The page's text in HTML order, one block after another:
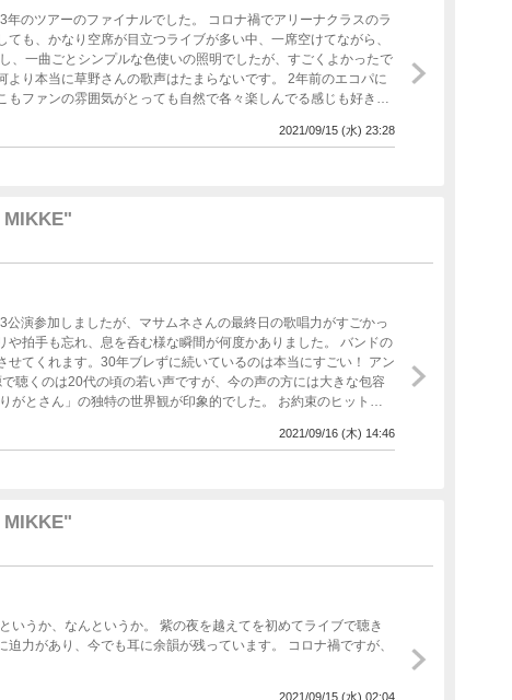
のツアーのファイナルでした。 コロナ禍でアリーナクラスのラ
も、かなり空席が目立つライブが多い中、一席空けてながら、
、一曲ごとシンプルな色使いの照明でしたが、すごくよかったで
り本当に草野さんの歌声はたまらないです。 2年前のエコパに
ファンの雰囲気がとっても自然で各々楽しんでる感じも好きで
けました！
2021/09/15 (水) 23:28
MIKKE"
拍手も忘れ、息を呑む様な瞬間が何度かありました。 バンドの
てくれます。30年ブレずに続いているのは本当にすごい！ アン
聴くのは20代の頃の若い声ですが、今の声の方には大きな包容
がとさん」の独特の世界観が印象的でした。 お約束のヒット曲
バーも言われてましたが、最終日とても楽しんで、MCもリラッ
ツアーを完走されて、長く続いたプレッシャーや緊張から解放さ
地名も律儀に挙げ、特に和歌山のアドベンチャーワールドのパン
ポツ空いている席もあり、きっと迷ったあげく断念された方も
思うので。 いつか躊躇なく声援をおくれる日を待っています。
2021/09/16 (木) 14:46
MIKKE"
いうか、なんというか。 紫の夜を越えてを初めてライブで聴き
力があり、今でも耳に余韻が残っています。 コロナ禍ですが、
2021/09/15 (水) 02:04